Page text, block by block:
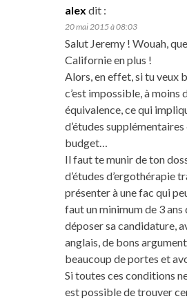
alex dit :
20 mai 2015 à 08:03
Salut Jeremy ! Wouah,
Californie en plus !
Alors, en effet, si tu veux
c’est impossible, à moins
équivalence, ce qui
d’études
budget…
Il faut te munir de ton
d’études d’ergothérapie
présenter à une fac qui
faut un minimum de 3 ans
déposer sa candidature,
anglais, de bons
beaucoup de portes et
Si toutes ces conditions
est possible de trouver